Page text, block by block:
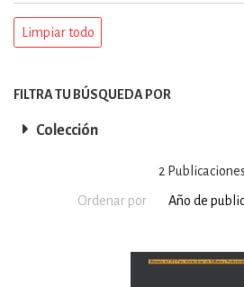
2 Publicaciones
Ordenar por
Limpiar todo
FILTRA TU BÚSQUEDA POR
Colección